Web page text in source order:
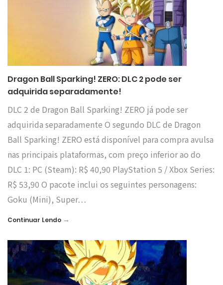
Dragon Ball Sparking! ZERO: DLC 2 pode ser
adquirida separadamente!
DLC 2 de Dragon Ball Sparking! ZERO já pode ser
adquirida separadamente O segundo DLC de Dragon
Ball Sparking! ZERO está disponível para compra avulsa
nas principais plataformas, com preço inferior ao do
DLC 1: PC (Steam): R$ 40,90 PlayStation 5 / Xbox Series:
R$ 53,90 O pacote inclui os seguintes personagens:
Goku (Mini), Super…
Continuar Lendo →